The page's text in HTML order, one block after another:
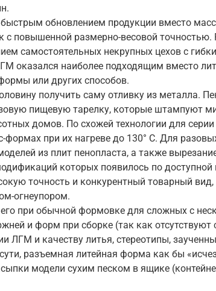
обновлением продукции вместо
с повышенной размерно-весовой точностью.
самостоятельных некрупных цехов с
оказался наиболее подходящим вместо
или других способов.
получить саму отливку из металла.
пищевую тарелку, которые штампуют
домов. По схожей технологии для
при их нагреве до 130° С. Для
из плит пенопласта, а также
которых появилось по доступной
точность и конкурентный товарный
огнеупором.
при обычной формовке для сложных с
и форм при сборке (так как отсутствуют
ЛГМ и качеству литья, стереотипы,
разъемная литейная форма как бы
модели сухим песком в ящике